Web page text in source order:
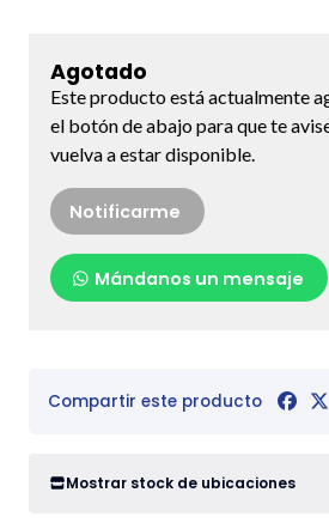
Agotado
Este producto está actualmente
el botón de abajo para que te
vuelva a estar disponible.
Notificarme
Mándanos un mensaje
Compartir este producto
Mostrar stock de ubicaciones